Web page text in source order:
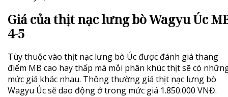
Giá của thịt nạc lưng bò Wagyu Úc
4-5
Tùy thuộc vào thịt nạc lưng bò Úc được đánh giá thang
điểm MB cao hay thấp mà mỗi phân khúc thịt sẽ có
mức giá khác nhau. Thông thường giá thịt nạc lưng bò
Wagyu Úc sẽ dao động ở trong mức giá 1.850.000 VNĐ.